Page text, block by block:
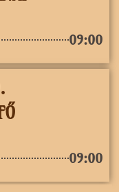
09:00
09:00